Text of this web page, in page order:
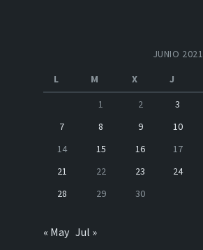
JUNIO 2021
L
M X J
1
2 3
7
8 9 10
14
15 16 17
21
22 23 24
28
29 30
« May Jul »